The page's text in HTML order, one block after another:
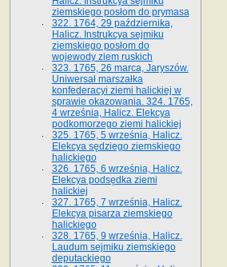
ziemskiego posłom do prymasa
322. 1764, 29 października,
Halicz. Instrukcya sejmiku
ziemskiego posłom do
wojewody ziem ruskich
323. 1765, 26 marca, Jaryszów.
Uniwersał marszałka
konfederacyi ziemi halickiej w
sprawie okazowania. 324. 1765,
4 września, Halicz. Elekcya
podkomorzego ziemi halickiej
325. 1765, 5 września, Halicz.
Elekcya sędziego ziemskiego
halickiego
326. 1765, 6 września, Halicz.
Elekcya podsędka ziemi
halickiej
327. 1765, 7 września, Halicz.
Elekcya pisarza ziemskiego
halickiego
328. 1765, 9 września, Halicz.
Laudum sejmiku ziemskiego
deputackiego